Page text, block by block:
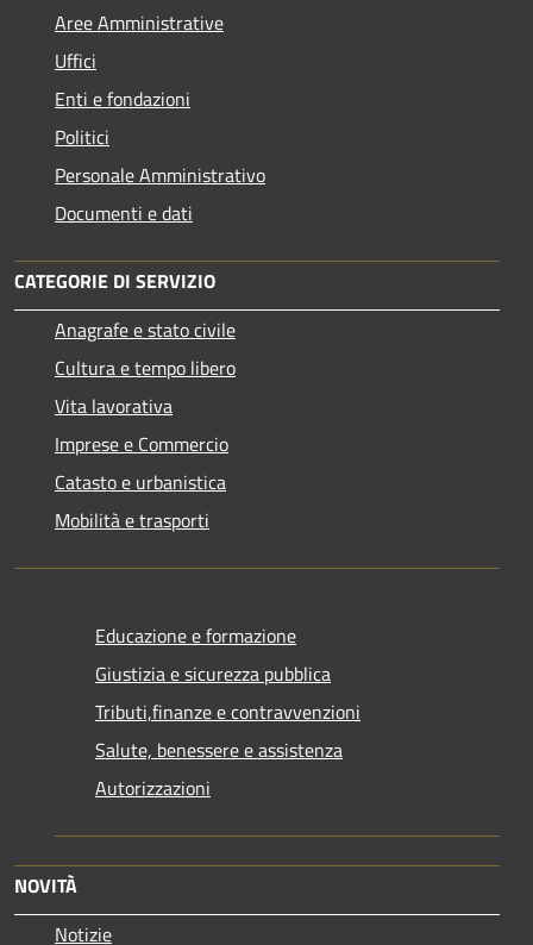
Aree Amministrative
Uffici
Enti e fondazioni
Politici
Personale Amministrativo
Documenti e dati
CATEGORIE DI SERVIZIO
Anagrafe e stato civile
Cultura e tempo libero
Vita lavorativa
Imprese e Commercio
Catasto e urbanistica
Mobilità e trasporti
Educazione e formazione
Giustizia e sicurezza pubblica
Tributi,finanze e contravvenzioni
Salute, benessere e assistenza
Autorizzazioni
NOVITÀ
Notizie